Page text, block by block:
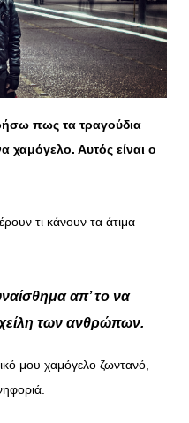
πως τα τραγούδια
χαμόγελο. Αυτός είναι ο
τι κάνουν τα άτιμα
απ’ το να
των ανθρώπων.
μου χαμόγελο ζωντανό,